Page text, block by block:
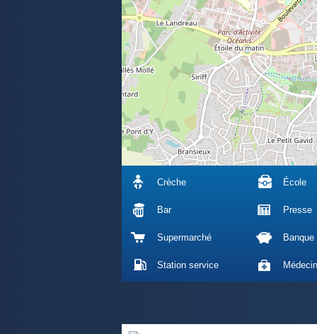
Crèche École
Bar Presse
Supermarché Banque
Station service Médecin